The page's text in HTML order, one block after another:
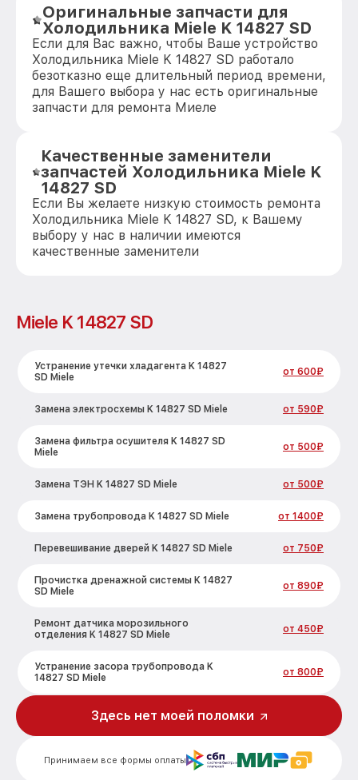
Оригинальные запчасти для
Холодильника Miele K 14827 SD
Если для Вас важно, чтобы Ваше устройство
Холодильника Miele K 14827 SD работало
безотказно еще длительный период времени,
для Вашего выбора у нас есть оригинальные
запчасти для ремонта Миеле
Качественные заменители
запчастей Холодильника Miele K
14827 SD
Если Вы желаете низкую стоимость ремонта
Холодильника Miele K 14827 SD, к Вашему
выбору у нас в наличии имеются
качественные заменители
Miele K 14827 SD
Устранение утечки хладагента K 14827
SD Miele
от 600₽
Замена электросхемы K 14827 SD Miele от 590₽
Замена фильтра осушителя K 14827 SD
Miele
от 500₽
Замена ТЭН K 14827 SD Miele от 500₽
Замена трубопровода K 14827 SD Miele от 1400₽
Перевешивание дверей K 14827 SD Miele от 750₽
Прочистка дренажной системы K 14827
SD Miele
от 890₽
Ремонт датчика морозильного
отделения K 14827 SD Miele
от 450₽
Устранение засора трубопровода K
14827 SD Miele
от 800₽
Ремонт испарителя K 14827 SD Miele
Замена дефростера K 14827 SD Miele
Принимаем все формы оплаты
Здесь нет моей поломки